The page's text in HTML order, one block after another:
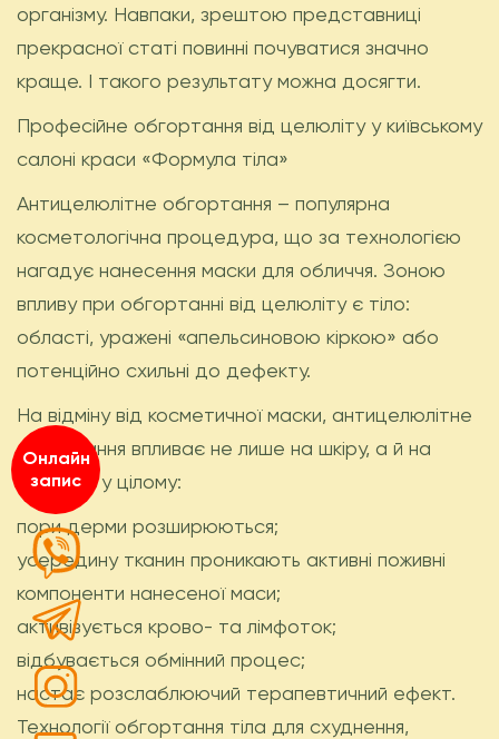
організму. Навпаки, зрештою представниці
прекрасної статі повинні почуватися значно
краще. І такого результату можна досягти.
Професійне обгортання від целюліту у київському
салоні краси «Формула тіла»
Антицелюлітне обгортання – популярна
косметологічна процедура, що за технологією
нагадує нанесення маски для обличчя. Зоною
впливу при обгортанні від целюліту є тіло:
області, уражені «апельсиновою кіркою» або
потенційно схильні до дефекту.
На відміну від косметичної маски, антицелюлітне
обгортання впливає не лише на шкіру, а й на
організм у цілому:
пори дерми розширюються;
усередину тканин проникають активні поживні
компоненти нанесеної маси;
активізується крово- та лімфоток;
відбувається обмінний процес;
настає розслаблюючий терапевтичний ефект.
Технології обгортання тіла для схуднення,
Онлайн
запис